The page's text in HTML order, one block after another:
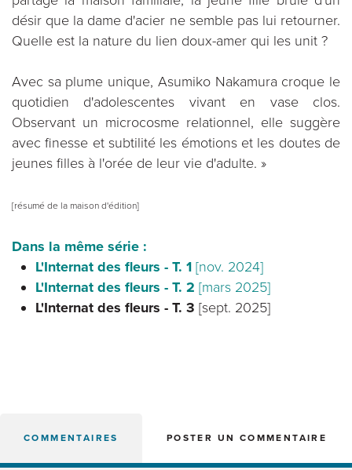
désir que la dame d'acier ne semble pas lui retourner.
Quelle est la nature du lien doux-amer qui les unit ?
Avec sa plume unique, Asumiko Nakamura croque le
quotidien d'adolescentes vivant en vase clos.
Observant un microcosme relationnel, elle suggère
avec finesse et subtilité les émotions et les doutes de
jeunes filles à l'orée de leur vie d'adulte. »
[résumé de la maison d'édition]
Dans la même série :
L'Internat des fleurs - T. 1 [nov. 2024]
L'Internat des fleurs - T. 2 [mars 2025]
L'Internat des fleurs - T. 3 [sept. 2025]
COMMENTAIRES POSTER UN COMMENTAIRE